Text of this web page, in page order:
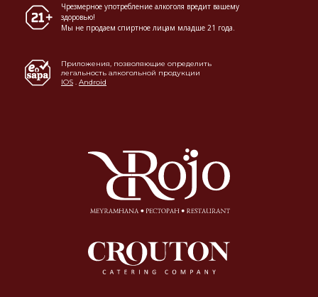
Чрезмерное употребление алкоголя вредит вашему
здоровью!
Мы не продаем спиртное лицам младше 21 года.
Приложения, позволяющие определить
легальность алкогольной продукции
IOS . Android